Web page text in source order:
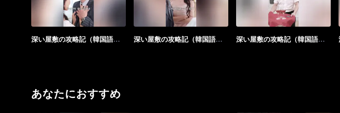
深い屋敷の攻略記（韓国語版）_第16話 深い屋敷の攻略記（韓国語版）_第17話 深い屋敷の攻略記（韓国語版）_第18話
あなたにおすすめ